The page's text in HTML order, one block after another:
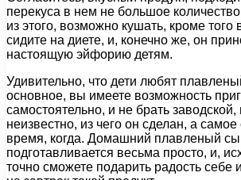
перекуса в нем не большое
из этого, возможно кушать, кроме того
сидите на диете, и, конечно же, он
настоящую эйфорию детям.
Удивительно, что дети любят
основное, вы имеете возможность
самостоятельно, и не брать заводской,
неизвестно, из чего он сделан, а
время, когда. Домашний плавленый
подготавливается весьма просто, и,
точно сможете подарить радость себе